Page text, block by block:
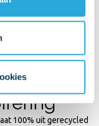
100% uit gerecycled